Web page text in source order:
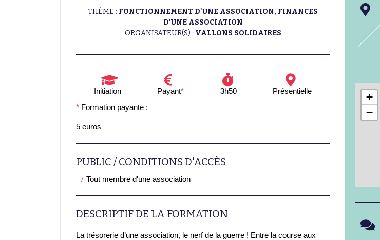
THÈME : FONCTIONNEMENT D'UNE ASSOCIATION, FINANCES
D'UNE ASSOCIATION
ORGANISATEUR(S) : VALLONS SOLIDAIRES
Initiation Payant* 3h50
Présentielle
* Formation payante :
5 euros
PUBLIC / CONDITIONS D'ACCÈS
Tout membre d'une association
DESCRIPTIF DE LA FORMATION
La trésorerie d’une association, le nerf de la guerre ! Entre la course aux
+
−